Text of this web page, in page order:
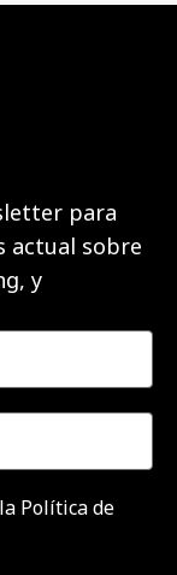
para
actual sobre
y
Política de